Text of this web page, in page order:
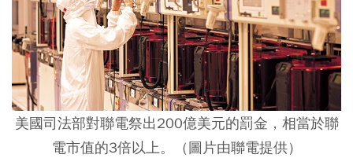
美國司法部對聯電祭出200億美元的罰金，相當於聯
電市值的3倍以上。（圖片由聯電提供）